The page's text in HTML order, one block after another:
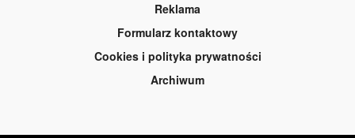
Reklama
Formularz kontaktowy
Cookies i polityka prywatności
Archiwum